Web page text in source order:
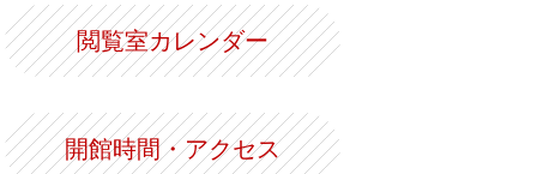
閲覧室カレンダー
開館時間・アクセス